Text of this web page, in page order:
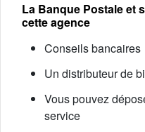
La Banque Postale et
cette agence
Conseils bancaires
Un distributeur de
Vous pouvez
service